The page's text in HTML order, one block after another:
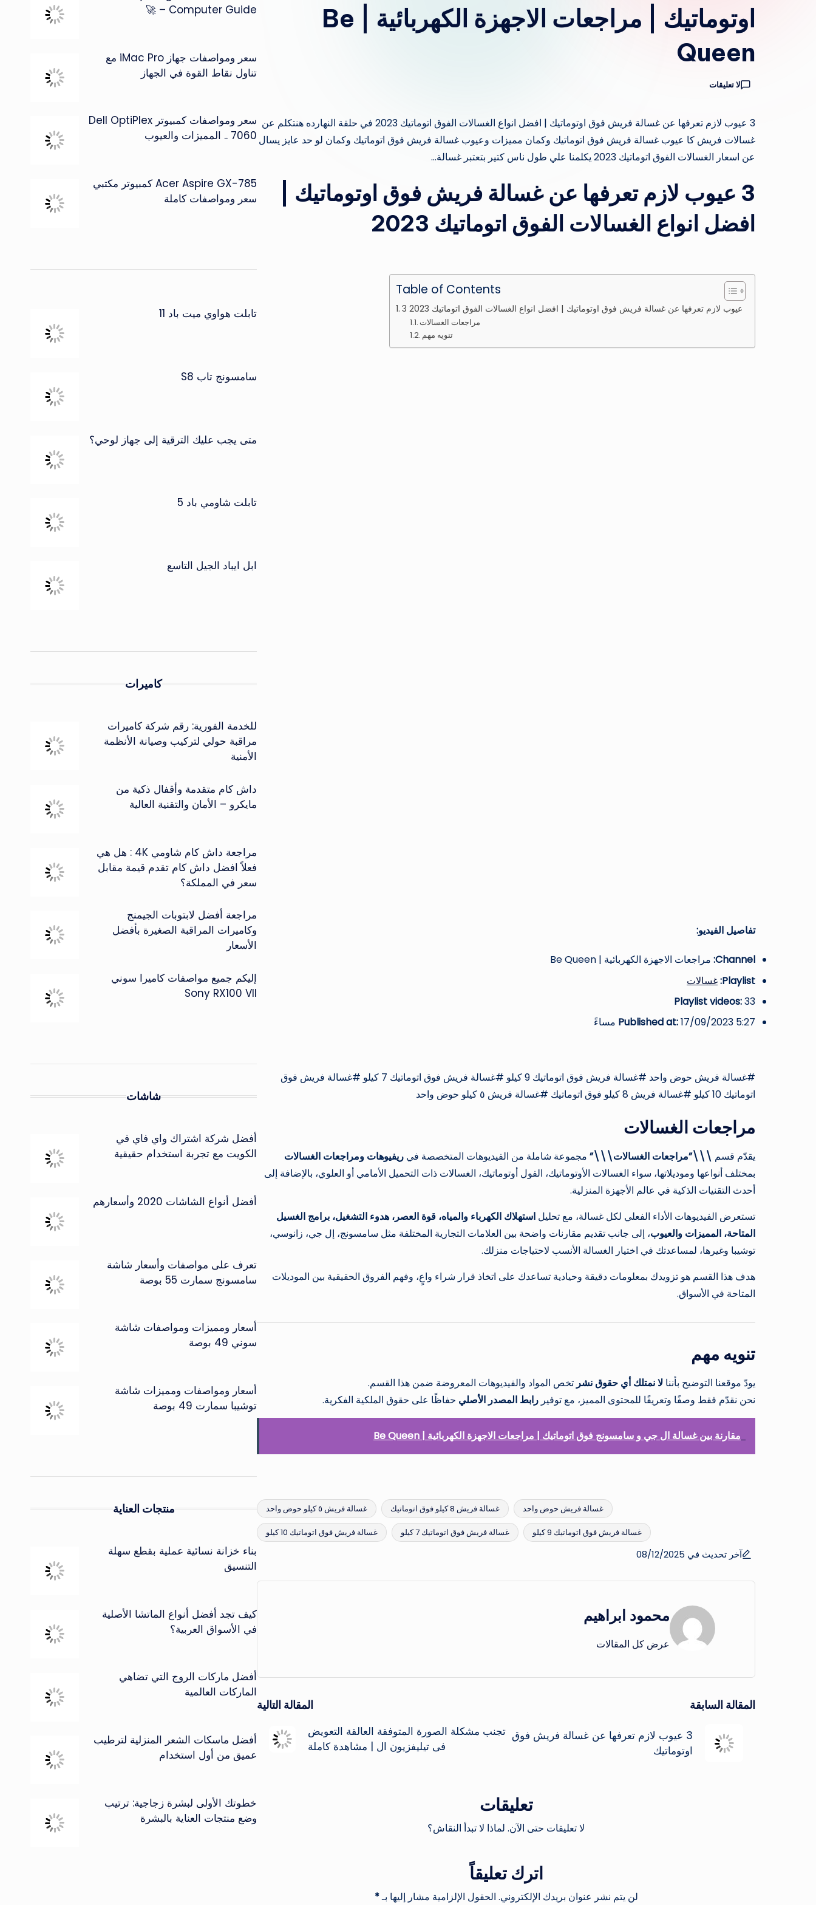
اوتوماتيك | مراجعات الاجهزة الكهربائية | Be
Queen
لا تعليقات
3 عيوب لازم تعرفها عن غسالة فريش فوق اوتوماتيك | افضل انواع الغسالات الفوق اتوماتيك 2023 في حلقة النهارده هنتكلم عن
غسالات فريش كا عيوب غسالة فريش فوق اتوماتيك وكمان مميزات وعيوب غسالة فريش فوق اتوماتيك وكمان لو حد عايز يسال
عن اسعار الغسالات الفوق اتوماتيك 2023 يكلمنا علي طول ناس كتير بتعتبر غسالة…
3 عيوب لازم تعرفها عن غسالة فريش فوق اوتوماتيك |
افضل انواع الغسالات الفوق اتوماتيك 2023
Table of Contents
3 عيوب لازم تعرفها عن غسالة فريش فوق اوتوماتيك | افضل انواع الغسالات الفوق اتوماتيك 2023
مراجعات الغسالات
تنويه مهم
تفاصيل الفيديو:
Channel: مراجعات الاجهزة الكهربائية | Be Queen
Playlist: غسالات
Playlist videos:33
Published at:17/09/2023 5:27 مساءً
#غسالة فريش حوض واحد #غسالة فريش فوق اتوماتيك 9 كيلو #غسالة فريش فوق اتوماتيك 7 كيلو #غسالة فريش فوق
اتوماتيك 10 كيلو #غسالة فريش 8 كيلو فوق اتوماتيك #غسالة فريش ٥ كيلو حوض واحد
مراجعات الغسالات
يقدّم قسم \\\”مراجعات الغسالات\\\” مجموعة شاملة من الفيديوهات المتخصصة في ريفيوهات ومراجعات الغسالات
بمختلف أنواعها وموديلاتها، سواء الغسالات الأوتوماتيك، الفول أوتوماتيك، الغسالات ذات التحميل الأمامي أو العلوي، بالإضافة إلى
أحدث التقنيات الذكية في عالم الأجهزة المنزلية.
تستعرض الفيديوهات الأداء الفعلي لكل غسالة، مع تحليل استهلاك الكهرباء والمياه، قوة العصر، هدوء التشغيل، برامج الغسيل
المتاحة، المميزات والعيوب، إلى جانب تقديم مقارنات واضحة بين العلامات التجارية المختلفة مثل سامسونج، إل جي، زانوسي،
توشيبا وغيرها، لمساعدتك في اختيار الغسالة الأنسب لاحتياجات منزلك.
هدف هذا القسم هو تزويدك بمعلومات دقيقة وحيادية تساعدك على اتخاذ قرار شراء واعٍ، وفهم الفروق الحقيقية بين الموديلات
المتاحة في الأسواق.
تنويه مهم
يودّ موقعنا التوضيح بأننا لا نمتلك أي حقوق نشر تخص المواد والفيديوهات المعروضة ضمن هذا القسم.
نحن نقدّم فقط وصفًا وتعريفًا للمحتوى المميز، مع توفير رابط المصدر الأصلي حفاظًا على حقوق الملكية الفكرية.
مقارنة بين غسالة ال جي و سامسونج فوق اتوماتيك | مراجعات الاجهزة الكهربائية | Be Queen
غسالة فريش ٥ كيلو حوض واحد غسالة فريش 8 كيلو فوق اتوماتيك غسالة فريش حوض واحد
غسالة فريش فوق اتوماتيك 10 كيلو غسالة فريش فوق اتوماتيك 7 كيلو غسالة فريش فوق اتوماتيك 9 كيلو
آخر تحديث في 08/12/2025
محمود ابراهيم
عرض كل المقالات
تصفّح
المقالات
المقالة السابقة
3 عيوب لازم تعرفها عن غسالة فريش فوق
اوتوماتيك
المقالة التالية
تجنب مشكلة الصورة المتوفقة العالقة التعويض
فى تيليفزيون ال | مشاهدة كاملة
تعليقات
لا تعليقات حتى الآن. لماذا لا تبدأ النقاش؟
اترك تعليقاً
لن يتم نشر عنوان بريدك الإلكتروني. الحقول الإلزامية مشار إليها بـ*
Computer Guide – 🚀
سعر ومواصفات جهاز iMac Pro مع
تناول نقاط القوة في الجهاز
سعر ومواصفات كمبيوتر Dell OptiPlex
7060 .. المميزات والعيوب
Acer Aspire GX-785 كمبيوتر مكتبي
سعر ومواصفات كاملة
تابلت هواوي ميت باد 11
سامسونج تاب S8
متى يجب عليك الترقية إلى جهاز لوحي؟
تابلت شاومي باد 5
ابل ايباد الجيل التاسع
كاميرات
للخدمة الفورية: رقم شركة كاميرات
مراقبة حولي لتركيب وصيانة الأنظمة
الأمنية
داش كام متقدمة وأقفال ذكية من
مايكرو – الأمان والتقنية العالية
مراجعة داش كام شاومي 4K : هل هي
فعلاً افضل داش كام تقدم قيمة مقابل
سعر في المملكة؟
مراجعة أفضل لابتوبات الجيمنج
وكاميرات المراقبة الصغيرة بأفضل
الأسعار
إليكم جميع مواصفات كاميرا سوني
Sony RX100 VII
شاشات
أفضل شركة اشتراك واي فاي في
الكويت مع تجربة استخدام حقيقية
أفضل أنواع الشاشات 2020 وأسعارهم
تعرف على مواصفات وأسعار شاشة
سامسونج سمارت 55 بوصة
أسعار ومميزات ومواصفات شاشة
سوني 49 بوصة
أسعار ومواصفات ومميزات شاشة
توشيبا سمارت 49 بوصة
منتجات العناية
بناء خزانة نسائية عملية بقطع سهلة
التنسيق
كيف تجد أفضل أنواع الماتشا الأصلية
في الأسواق العربية؟
أفضل ماركات الروج التي تضاهي
الماركات العالمية
أفضل ماسكات الشعر المنزلية لترطيب
عميق من أول استخدام
خطوتك الأولى لبشرة زجاجية: ترتيب
وضع منتجات العناية بالبشرة